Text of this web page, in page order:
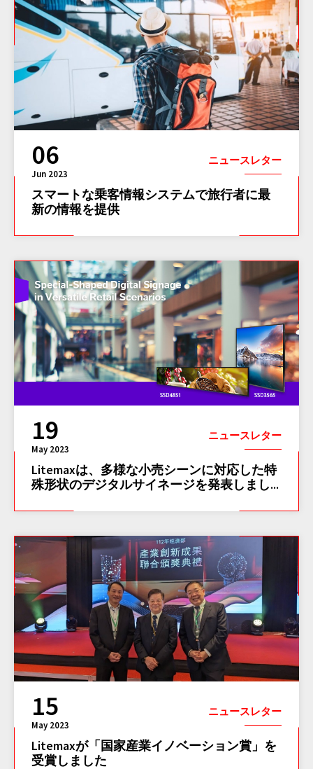
06
Jun 2023
ニュースレター
スマートな乗客情報システムで旅行者に最
新の情報を提供
19
May 2023
ニュースレター
Litemaxは、多様な小売シーンに対応した特
殊形状のデジタルサイネージを発表しまし...
15
May 2023
ニュースレター
Litemaxが「国家産業イノベーション賞」を
受賞しました